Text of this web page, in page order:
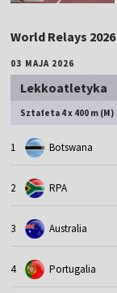
World Relays 2026
03 MAJA 2026
Lekkoatletyka
Sztafeta 4 x 400 m (M)
1 Botswana
2 RPA
3 Australia
4 Portugalia